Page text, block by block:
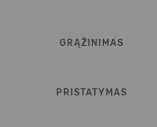
GRĄŽINIMAS
PRISTATYMAS